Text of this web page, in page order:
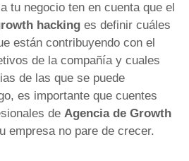
tu negocio ten en cuenta que el
hacking es definir cuáles
están contribuyendo con el
de la compañía y cuales
de las que se puede
es importante que cuentes
de Agencia de Growth
empresa no pare de crecer.